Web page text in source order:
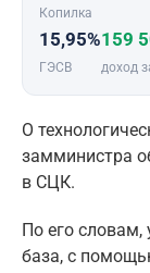
Копилка
15,95%
ГЭСВ
159
доход
О
замминистра
в СЦК.
По его
база, с